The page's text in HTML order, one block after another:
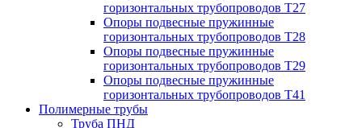
горизонтальных трубопроводов Т27
Опоры подвесные пружинные
горизонтальных трубопроводов Т28
Опоры подвесные пружинные
горизонтальных трубопроводов Т29
Опоры подвесные пружинные
горизонтальных трубопроводов Т41
Полимерные трубы
Труба ПНД